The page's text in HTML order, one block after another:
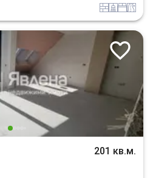
tuhla sanitarno_pomeshtenie spalniav_blizost_do_asfaltiran_put
201 кв.м.